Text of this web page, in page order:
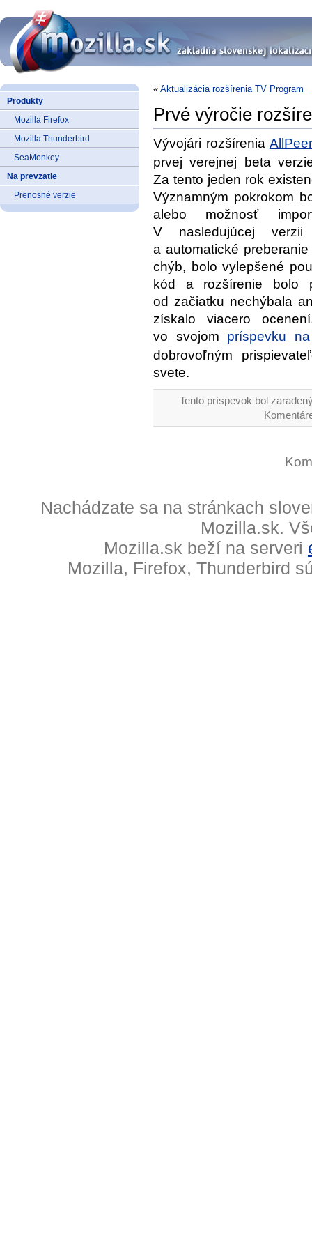
Produkty
Mozilla Firefox
Mozilla Thunderbird
SeaMonkey
Na prevzatie
Prenosné verzie
« Aktualizácia rozšírenia TV Program
Prvé výročie
Vývojári rozšírenia
prvej verejnej beta
Za tento jeden rok
Významným pokrokom
alebo možnosť
V nasledujúcej verzii
a automatické
chýb, bolo vylepšené
kód a rozšírenie bolo
od začiatku nechýbala
získalo viacero
vo svojom príspevku
dobrovoľným
svete.
Tento príspevok bol
Nachádzate sa na stránkach
Mozilla.sk.
Mozilla.sk beží na serveri
Mozilla, Firefox, Thunderbird